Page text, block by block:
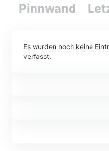
Pinnwand
Es wurden noch keine
verfasst.